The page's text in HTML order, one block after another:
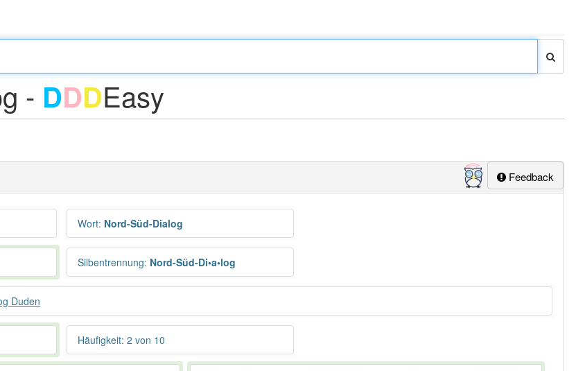
- DDDEasy
Feedback
Wort: Nord-Süd-Dialog
Silbentrennung: Nord-Süd-Di•a•log
Duden
Häufigkeit: 2 von 10